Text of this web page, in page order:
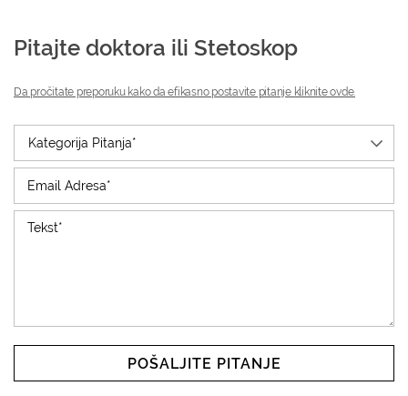
Pitajte doktora ili Stetoskop
Da pročitate preporuku kako da efikasno postavite pitanje kliknite ovde.
POŠALJITE PITANJE